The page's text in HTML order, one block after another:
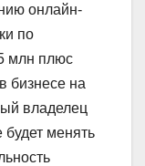
онлайн-
по
млн плюс
бизнесе на
владелец
менять